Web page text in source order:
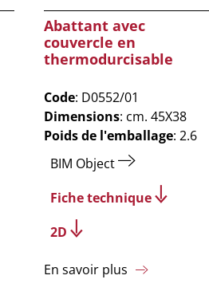
Abattant avec
couvercle en
thermodurcisable
Code: D0552/01
Dimensions: cm. 45X38
Poids de l'emballage: 2.6
BIM Object
Fiche technique
2D
En savoir plus